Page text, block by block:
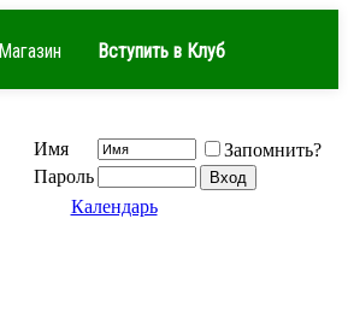
Магазин Вступить в Клуб
Имя
Запомнить?
Пароль
Календарь